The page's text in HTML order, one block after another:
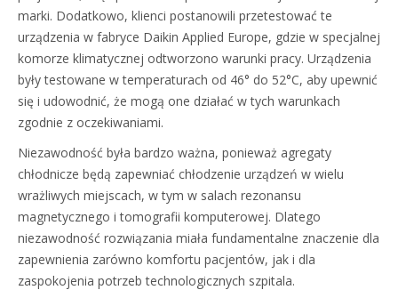
marki. Dodatkowo, klienci postanowili przetestować te
urządzenia w fabryce Daikin Applied Europe, gdzie w specjalnej
komorze klimatycznej odtworzono warunki pracy. Urządzenia
były testowane w temperaturach od 46° do 52°C, aby upewnić
się i udowodnić, że mogą one działać w tych warunkach
zgodnie z oczekiwaniami.
Niezawodność była bardzo ważna, ponieważ agregaty
chłodnicze będą zapewniać chłodzenie urządzeń w wielu
wrażliwych miejscach, w tym w salach rezonansu
magnetycznego i tomografii komputerowej. Dlatego
niezawodność rozwiązania miała fundamentalne znaczenie dla
zapewnienia zarówno komfortu pacjentów, jak i dla
zaspokojenia potrzeb technologicznych szpitala.